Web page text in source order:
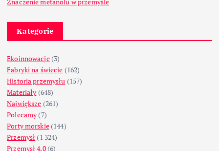
Znaczenie metanolu w przemyśle
Kategorie
Ekoinnowacje(3)
Fabryki na świecie (162)
Historia przemysłu (157)
Materiały (648)
Największe (261)
Polecamy (7)
Porty morskie(144)
Przemysł (1 324)
Przemysł 4.0(6)